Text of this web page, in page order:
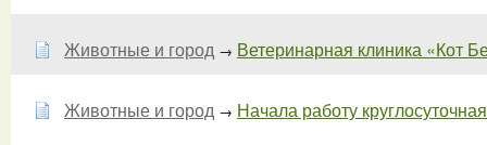
Животные и город → Ветеринарная клиника «Кот
Животные и город → Начала работу